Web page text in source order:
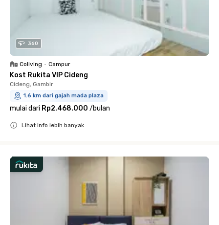
360
Coliving • Campur
Kost Rukita VIP Cideng
Cideng, Gambir
1.6 km dari gajah mada plaza
mulai dari Rp2.468.000 /bulan
Lihat info lebih banyak